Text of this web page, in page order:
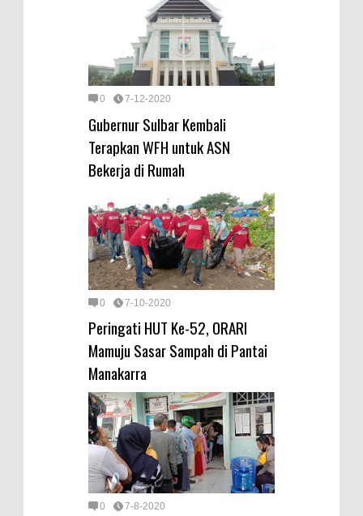
0 7-12-2020
Gubernur Sulbar Kembali
Terapkan WFH untuk ASN
Bekerja di Rumah
0 7-10-2020
Peringati HUT Ke-52, ORARI
Mamuju Sasar Sampah di Pantai
Manakarra
0 7-8-2020